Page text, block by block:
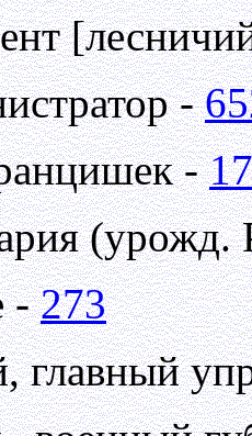
-
-
(урожд.
-273
главный